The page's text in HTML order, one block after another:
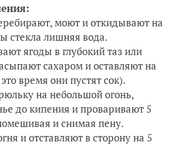
моют и откидывают на
стекла лишняя вода.
ягоды в глубокий таз или
сахаром и оставляют на
время они пустят сок).
на небольшой огонь,
до кипения и проваривают 5
и снимая пену.
и отставляют в сторону на 5